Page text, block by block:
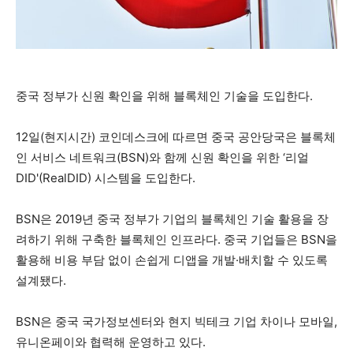
중국 정부가 신원 확인을 위해 블록체인 기술을 도입한다.
12일(현지시간) 코인데스크에 따르면 중국 공안당국은 블록체
인 서비스 네트워크(BSN)와 함께 신원 확인을 위한 ‘리얼
DID'(RealDID) 시스템을 도입한다.
BSN은 2019년 중국 정부가 기업의 블록체인 기술 활용을 장
려하기 위해 구축한 블록체인 인프라다. 중국 기업들은 BSN을
활용해 비용 부담 없이 손쉽게 디앱을 개발·배치할 수 있도록
설계됐다.
BSN은 중국 국가정보센터와 현지 빅테크 기업 차이나 모바일,
유니온페이와 협력해 운영하고 있다.